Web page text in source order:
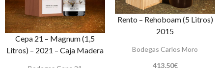
Cepa 21 – Magnum (1,5
Litros) – 2021 – Caja Madera
Rento – Rehoboam (5 Litros)
2015
Bodegas Carlos Moro
413,50€